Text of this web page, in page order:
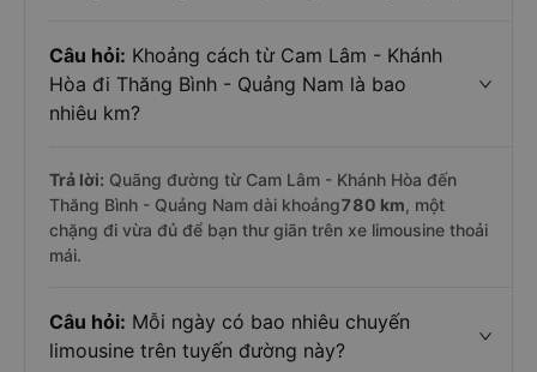
Câu hỏi: Khoảng cách từ Cam Lâm - Khánh
Hòa đi Thăng Bình - Quảng Nam là bao
nhiêu km?
Trả lời: Quãng đường từ Cam Lâm - Khánh Hòa đến
Thăng Bình - Quảng Nam dài khoảng780 km, một
chặng đi vừa đủ để bạn thư giãn trên xe limousine thoải
mái.
Câu hỏi: Mỗi ngày có bao nhiêu chuyến
limousine trên tuyến đường này?